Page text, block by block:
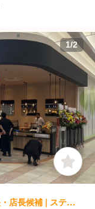
1/2
洋食・西洋料理, ステーキ・鉄板焼き | 店長・店長候補 | ステーキ＆ハンバーグ Denver Premium デンバープレミアム イオンモール鶴見緑地店